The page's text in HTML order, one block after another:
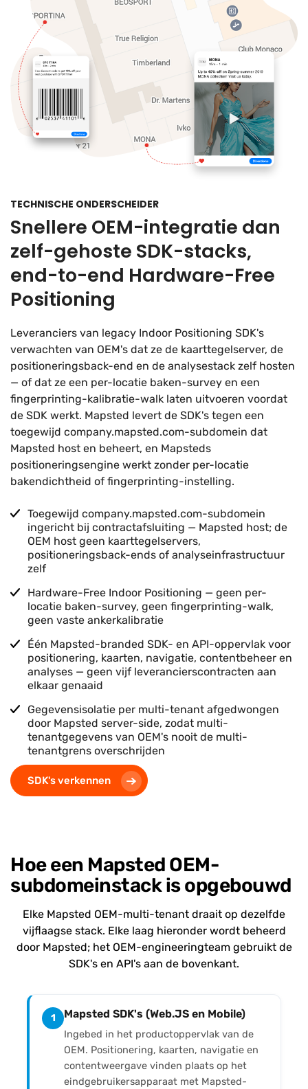
TECHNISCHE ONDERSCHEIDER
Snellere OEM-integratie dan
zelf-gehoste SDK-stacks,
end-to-end Hardware-Free
Positioning
Leveranciers van legacy Indoor Positioning SDK's
verwachten van OEM's dat ze de kaarttegelserver, de
positioneringsback-end en de analysestack zelf hosten
— of dat ze een per-locatie baken-survey en een
fingerprinting-kalibratie-walk laten uitvoeren voordat
de SDK werkt. Mapsted levert de SDK's tegen een
toegewijd company.mapsted.com-subdomein dat
Mapsted host en beheert, en Mapsteds
positioneringsengine werkt zonder per-locatie
bakendichtheid of fingerprinting-instelling.
Toegewijd company.mapsted.com-subdomein
ingericht bij contractafsluiting — Mapsted host; de
OEM host geen kaarttegelservers,
positioneringsback-ends of analyseinfrastructuur
zelf
Hardware-Free Indoor Positioning — geen per-
locatie baken-survey, geen fingerprinting-walk,
geen vaste ankerkalibratie
Één Mapsted-branded SDK- en API-oppervlak voor
positionering, kaarten, navigatie, contentbeheer en
analyses — geen vijf leverancierscontracten aan
elkaar genaaid
Gegevensisolatie per multi-tenant afgedwongen
door Mapsted server-side, zodat multi-
tenantgegevens van OEM's nooit de multi-
tenantgrens overschrijden
SDK's verkennen
Hoe een Mapsted OEM-
subdomeinstack is opgebouwd
Elke Mapsted OEM-multi-tenant draait op dezelfde
vijflaagse stack. Elke laag hieronder wordt beheerd
door Mapsted; het OEM-engineeringteam gebruikt de
SDK's en API's aan de bovenkant.
1 Mapsted SDK's (Web.JS en Mobile)
Ingebed in het productoppervlak van de
OEM. Positionering, kaarten, navigatie en
contentweergave vinden plaats op het
eindgebruikersapparaat met Mapsted-